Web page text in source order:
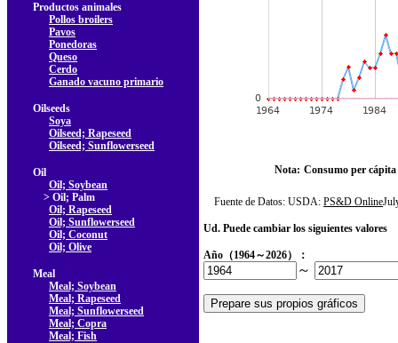
Productos animales
Pollos broilers
Pavos
Ponedoras
Queso
Cerdo
Ganado vacuno primario
Oilseeds
Soya
Oilseed; Rapeseed
Oilseed; Sunflowerseed
Oil
Oil; Soybean
> Oil; Palm
Oil; Rapeseed
Oil; Sunflowerseed
Oil; Coconut
Oil; Olive
Meal
Meal; Soybean
Meal; Rapeseed
Meal; Sunflowerseed
Meal; Copra
Meal; Fish
Nota: Consumo per cápita
Fuente de Datos: USDA: PS&D Online
Ud. Puede cambiar los siguientes valores
Año（1964～2026）：
～